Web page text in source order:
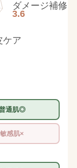
ダメージ補修
3.6
ケア
通肌◎
敏感肌×